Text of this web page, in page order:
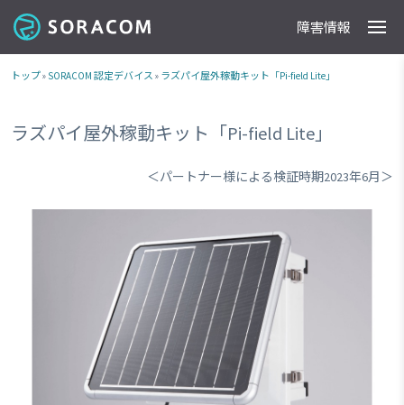
製品
事例
料金
ドキュメント
導入支援
IoTストア
最新情報 障害情報
トップ» SORACOM 認定デバイス » ラズパイ屋外稼動キット「Pi-field Lite」
ラズパイ屋外稼動キット「Pi-field Lite」
＜パートナー様による検証時期2023年6月＞